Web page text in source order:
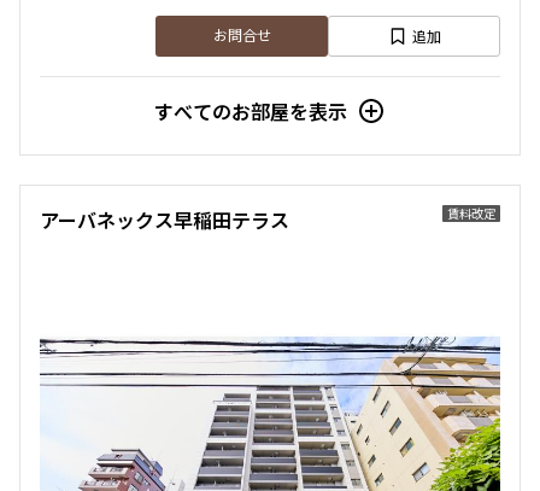
追加
お問合せ 追加
すべてのお部屋を表示
賃料改定
アーバネックス早稲田テラス